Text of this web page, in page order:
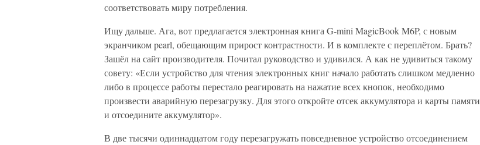
соответствовать миру потребления.
Ищу дальше. Ага, вот предлагается электронная книга G-mini MagicBook M6P, с новым
экранчиком pearl, обещающим прирост контрастности. И в комплекте с переплётом. Брать?
Зашёл на сайт производителя. Почитал руководство и удивился. А как не удивиться такому
совету: «Если устройство для чтения электронных книг начало работать слишком медленно
либо в процессе работы перестало реагировать на нажатие всех кнопок, необходимо
произвести аварийную перезагрузку. Для этого откройте отсек аккумулятора и карты памяти
и отсоедините аккумулятор».
В две тысячи одиннадцатом году перезагружать повседневное устройство отсоединением